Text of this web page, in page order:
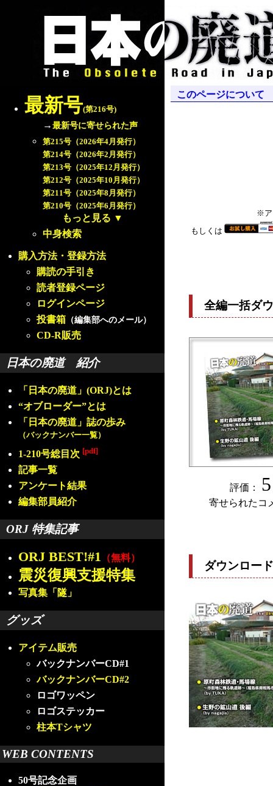
最新号(第216号)
→最新号に寄せられた声
第215号（2026年4月発行）
第214号（2026年2月発行）
第213号（2025年12月発行）
第212号（2025年10月発行）
第211号（2025年8月発行）
第210号（2025年6月発行）
もっと見る ▼
中身検索
購入方法・登録方法
購読の手引き
読者登録ページ
ログインページ
投書箱 （編集部へのメール）
CD-R販売
日本の廃道 紹介
「日本の廃道」(ORJ)とは
“オブローダー”とは
「日本の廃道」誌の歩み
（バックナンバー一覧）
1-210号総目次 [pdf]
記事一覧
アンケート結果
編集部員紹介
ORJ 特集記事
ORJ BEST!#1 （無料）
震災復興支援特集
写真集「隧」
グッズ
アイテム販売
バックナンバーCD#1
バックナンバーCD#2
ロゴワッペン
ロゴステッカー
柱本Tシャツ
WEB CONTENTS
50号記念企画
このページについて
※ア
もしくは
全編一括ダ
評価： 5
寄せられたコ
ダウンロー